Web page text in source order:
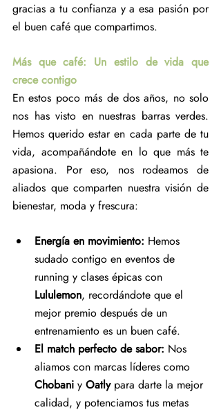
gracias a tu confianza y a esa pasión por
el buen café que compartimos.
Más que café: Un estilo de vida que
crece contigo
En estos poco más de dos años, no solo
nos has visto en nuestras barras verdes.
Hemos querido estar en cada parte de tu
vida, acompañándote en lo que más te
apasiona. Por eso, nos rodeamos de
aliados que comparten nuestra visión de
bienestar, moda y frescura:
Energía en movimiento: Hemos
sudado contigo en eventos de
running y clases épicas con
Lululemon, recordándote que el
mejor premio después de un
entrenamiento es un buen café.
El match perfecto de sabor: Nos
aliamos con marcas líderes como
Chobani y Oatly para darte la mejor
calidad, y potenciamos tus metas